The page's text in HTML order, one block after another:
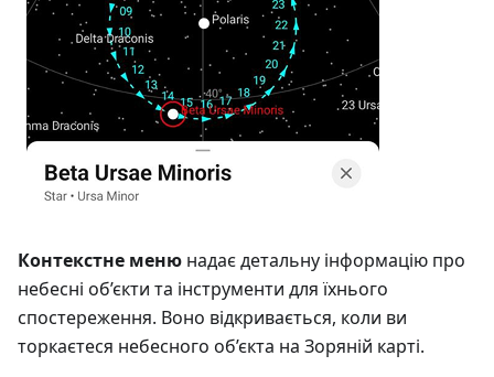
Контекстне меню надає детальну інформацію про
небесні об’єкти та інструменти для їхнього
спостереження. Воно відкривається, коли ви
торкаєтеся небесного об’єкта на Зоряній карті.